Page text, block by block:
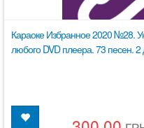
Караоке Избранное 2020 №28.
любого DVD плеера. 73 песен. 2